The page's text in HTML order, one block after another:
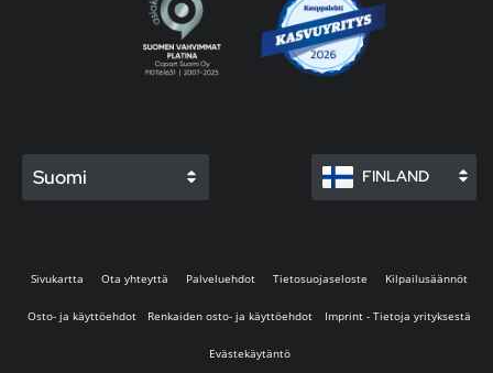
Suomi FINLAND
Sivukartta Ota yhteyttä Palveluehdot Tietosuojaseloste Kilpailusäännöt
Osto- ja käyttöehdot Renkaiden osto- ja käyttöehdot Imprint - Tietoja yrityksestä
Evästekäytäntö